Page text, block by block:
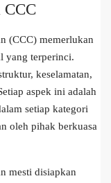
(CCC) memerlukan
yang terperinci.
keselamatan,
aspek ini adalah
setiap kategori
oleh pihak berkuasa
mesti disiapkan